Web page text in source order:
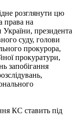
розглянути цю
права на
президента
суду, голови
прокурора,
прокуратури,
запобігання
КС ставить під